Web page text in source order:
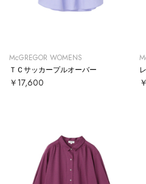
McGREGOR WOMENS
ＴＣサッカープルオーバー
￥17,600